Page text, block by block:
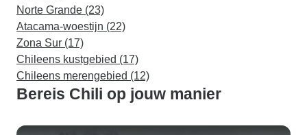
Norte Grande (23)
Atacama-woestijn (22)
Zona Sur (17)
Chileens kustgebied (17)
Chileens merengebied (12)
Bereis Chili op jouw manier